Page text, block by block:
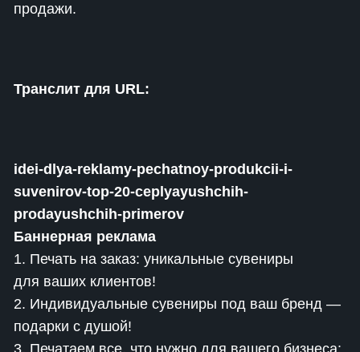
продажи.
Транслит для URL:
idei-dlya-reklamy-pechatnoy-produkcii-i-
suvenirov-top-20-ceplyayushchih-
prodayushchih-primerov
Баннерная реклама
1. Печать на заказ: уникальные сувениры
для ваших клиентов!
2. Индивидуальные сувениры под ваш бренд —
подарки с душой!
3. Печатаем все, что нужно для вашего бизнеса: